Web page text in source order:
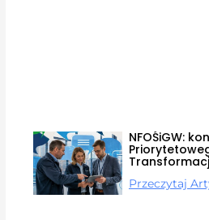
NFOŚiGW:
Przeczytaj